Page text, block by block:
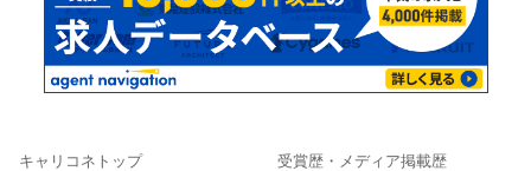
キャリコネトップ 受賞歴・メディア掲載歴